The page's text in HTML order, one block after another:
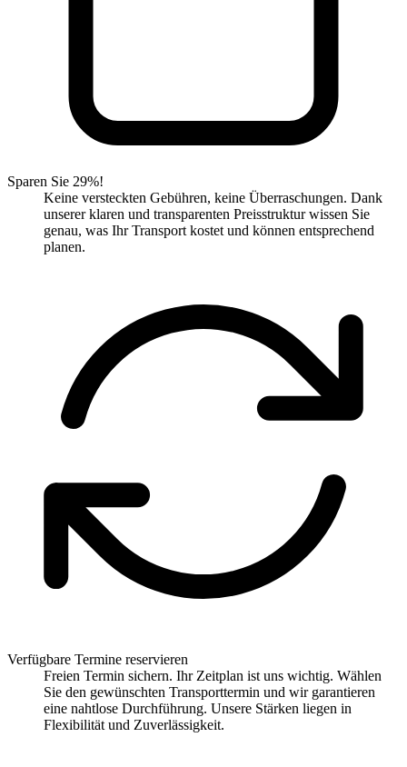
Sparen Sie 29%!
Keine versteckten Gebühren, keine Überraschungen. Dank
unserer klaren und transparenten Preisstruktur wissen Sie
genau, was Ihr Transport kostet und können entsprechend
planen.
Verfügbare Termine reservieren
Freien Termin sichern. Ihr Zeitplan ist uns wichtig. Wählen
Sie den gewünschten Transporttermin und wir garantieren
eine nahtlose Durchführung. Unsere Stärken liegen in
Flexibilität und Zuverlässigkeit.